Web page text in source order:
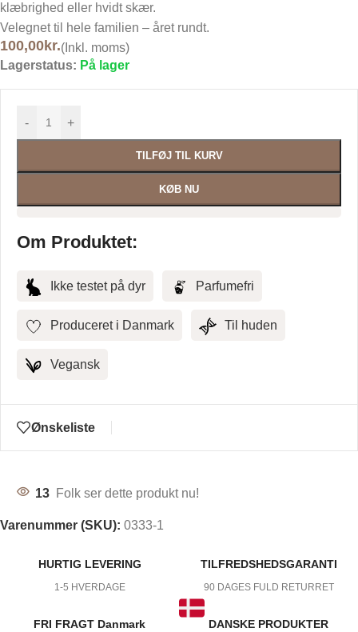
klæbrighed eller hvidt skær.
Velegnet til hele familien – året rundt.
100,00kr.(Inkl. moms)
Lagerstatus: På lager
- +
TILFØJ TIL KURV
KØB NU
Om Produktet:
Ikke testet på dyr Parfumefri
Produceret i Danmark Til huden
Vegansk
Ønskeliste
13 Folk ser dette produkt nu!
Varenummer (SKU): 0333-1
HURTIG LEVERING
1-5 HVERDAGE
TILFREDSHEDSGARANTI
90 DAGES FULD RETURRET
FRI FRAGT Danmark DANSKE PRODUKTER